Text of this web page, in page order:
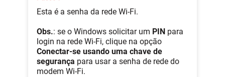
Esta é a senha da rede Wi-Fi.
Obs.: se o Windows solicitar um PIN para
login na rede Wi-Fi, clique na opção
Conectar-se usando uma chave de
segurança para usar a senha de rede do
modem Wi-Fi.